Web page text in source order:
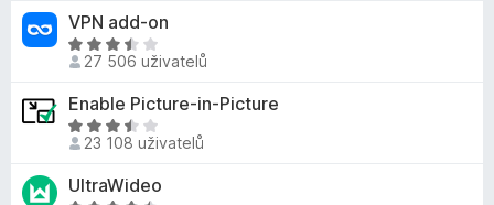
z
5
4
,
z
5
e
n
í
3
,
z
d
n
o
e
n
í
4
VPN add-on
H
o
d
n
o
e
27 506 uživatelů
Enable Picture-in-Picture
H
o
d
n
23 108 uživatelů
UltraWideo